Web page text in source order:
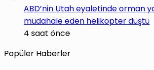
ABD’nin Utah eyaletinde orman
müdahale eden helikopter düştü
4 saat önce
Popüler Haberler